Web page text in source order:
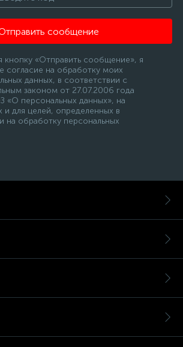
сообщение
кнопку «Отправить сообщение», я
согласие на обработку моих
данных, в соответствии с
законом от 27.07.2006 года
персональных данных», на
и для целей, определенных в
на обработку персональных